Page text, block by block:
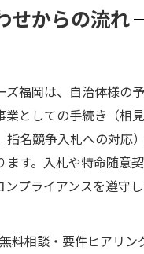
せからの流れ
ズ福岡は、自治体様の
業としての手続き（相
指名競争入札への対応
ます。入札や特命随意
ンプライアンスを遵守
料相談・要件ヒアリン